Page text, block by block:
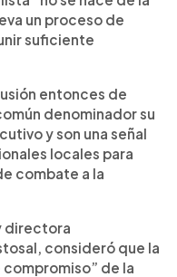
un proceso de
suficiente
entonces de
denominador su
y son una señal
locales para
combate a la
directora
consideró que la
de la